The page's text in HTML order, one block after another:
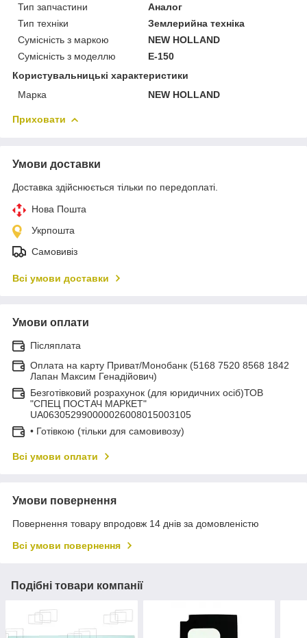
Тип запчастини
Аналог
Тип техніки
Землерийна техніка
Сумісність з маркою
NEW HOLLAND
Сумісність з моделлю
E-150
Користувальницькі характеристики
Марка
NEW HOLLAND
Приховати
Умови доставки
Доставка здійснюється тільки по передоплаті.
Нова Пошта
Укрпошта
Самовивіз
Всі умови доставки
Умови оплати
Післяплата
Оплата на карту Приват/Монобанк (5168 7520 8568 1842
Лапан Максим Генадійович)
Безготівковий розрахунок (для юридичних осіб)ТОВ
"СПЕЦ ПОСТАЧ МАРКЕТ"
UA063052990000026008015003105
• Готівкою (тільки для самовивозу)
Всі умови оплати
Умови повернення
Повернення товару впродовж 14 днів за домовленістю
Всі умови повернення
Подібні товари компанії